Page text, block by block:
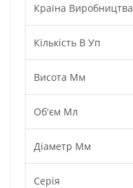
Країна Виробництва
Кількість В Уп
Висота Мм
Об'єм Мл
Діаметр Мм
Серія